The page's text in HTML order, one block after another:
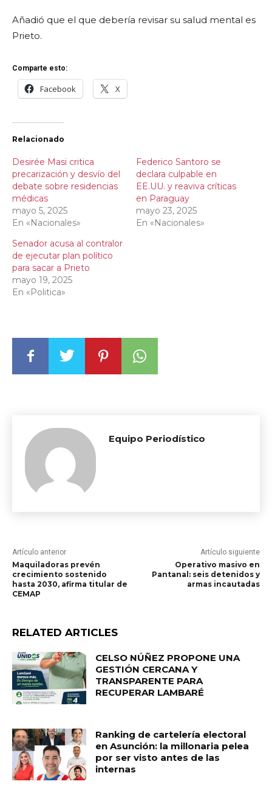
Añadió que el que debería revisar su salud mental es
Prieto.
Comparte esto:
Facebook X
Relacionado
Desirée Masi critica
precarización y desvío del
debate sobre residencias
médicas
mayo 5, 2025
En «Nacionales»
Federico Santoro se
declara culpable en
EE.UU. y reaviva críticas
en Paraguay
mayo 23, 2025
En «Nacionales»
Senador acusa al contralor
de ejecutar plan político
para sacar a Prieto
mayo 19, 2025
En «Politica»
Equipo Periodístico
Artículo anterior
Maquiladoras prevén
crecimiento sostenido
hasta 2030, afirma titular de
CEMAP
Artículo siguiente
Operativo masivo en
Pantanal: seis detenidos y
armas incautadas
RELATED ARTICLES
CELSO NÚÑEZ PROPONE UNA
GESTIÓN CERCANA Y
TRANSPARENTE PARA
RECUPERAR LAMBARÉ
Ranking de cartelería electoral
en Asunción: la millonaria pelea
por ser visto antes de las
internas